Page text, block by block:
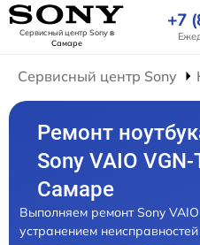
Сервисный центр Sonyв
Самаре
+7
Сервисный центр Sony
Ремонт
Sony VAIO
Самаре
Выполняем ремонт Sony
устранением